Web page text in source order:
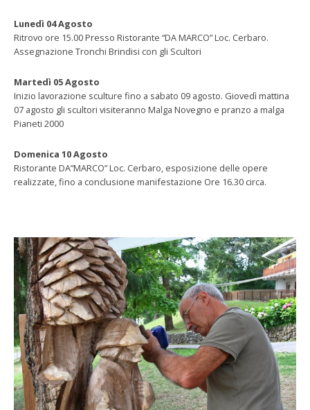
Lunedì 04 Agosto
Ritrovo ore 15.00 Presso Ristorante “DA MARCO” Loc. Cerbaro.
Assegnazione Tronchi Brindisi con gli Scultori
Martedì 05 Agosto
Inizio lavorazione sculture fino a sabato 09 agosto. Giovedì mattina
07 agosto gli scultori visiteranno Malga Novegno e pranzo a malga
Pianeti 2000
Domenica 10 Agosto
Ristorante DA”MARCO” Loc. Cerbaro, esposizione delle opere
realizzate, fino a conclusione manifestazione Ore 16.30 circa.